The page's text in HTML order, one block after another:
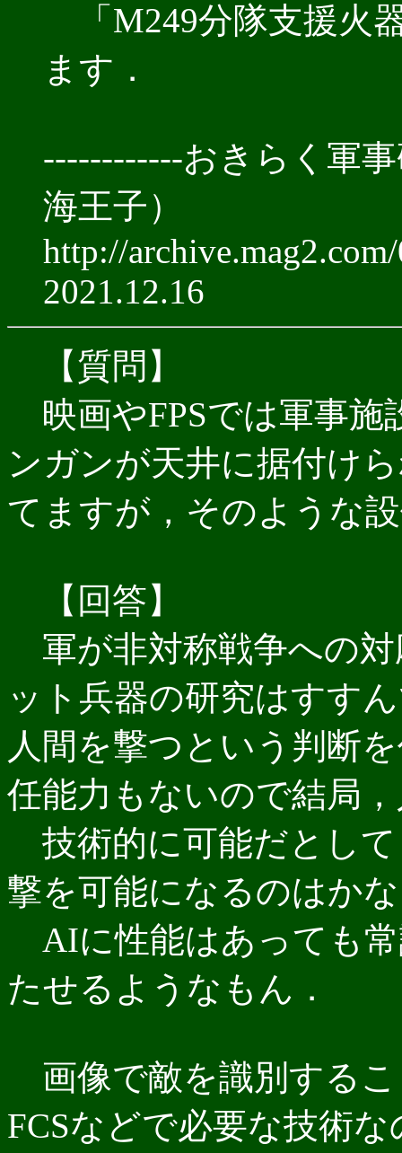
「M249分隊支援火
ます．
------------おきらく軍
海王子）
http://
2021.12.16
【質問】
映画やFPSでは軍事施
ンガンが天井に据付け
てますが，そのような
【回答】
軍が非対称戦争への
ット兵器の研究はすす
人間を撃つという判断
任能力もないので結局
技術的に可能だとし
撃を可能になるのはか
AIに性能はあっても
たせるようなもん．
画像で敵を識別する
FCSなどで必要な技術